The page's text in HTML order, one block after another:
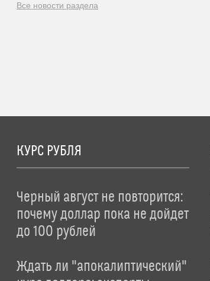
Все новости раздела
КУРС РУБЛЯ
Черный август не повторится:
почему доллар пока не дойдет
до 100 рублей
Ждать ли "апокалиптический"